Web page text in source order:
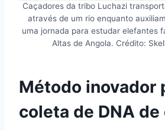
Caçadores da tribo Luchazi
através de um rio enquanto
uma jornada para estudar elefantes
Altas de Angola. Crédito:
Método inovador
coleta de DNA